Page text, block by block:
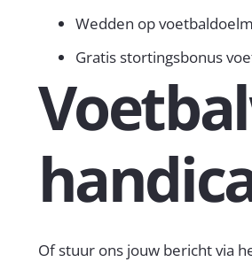
Wedden op
Gratis stortingsbonus
Of stuur ons jouw bericht via